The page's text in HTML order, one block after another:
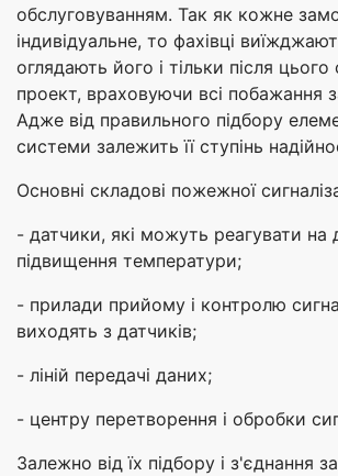
обслуговуванням. Так як кожне
індивідуальне, то фахівці
оглядають його і тільки після
проект, враховуючи всі побажання
Адже від правильного підбору
системи залежить її ступінь
Основні складові пожежної
- датчики, які можуть реагувати на
підвищення температури;
- прилади прийому і контролю
виходять з датчиків;
- ліній передачі даних;
- центру перетворення і обробки
Залежно від їх підбору і з'єднання